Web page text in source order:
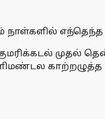
நாள்களில்
குமரிக்கடல் முதல்
காற்றழுத்த